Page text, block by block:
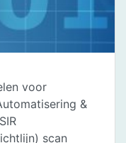
voor
&
scan